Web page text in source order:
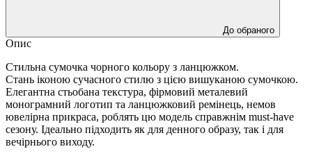
До обраного
Опис
Стильна сумочка чорного кольору з ланцюжком.
Стань іконою сучасного стилю з цією вишуканою сумочкою.
Елегантна стьобана текстура, фірмовий металевий
монограмний логотип та ланцюжковий ремінець, немов
ювелірна прикраса, роблять цю модель справжнім must-have
сезону. Ідеально підходить як для денного образу, так і для
вечірнього виходу.